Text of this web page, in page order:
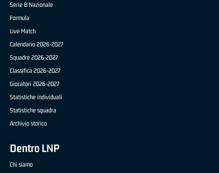
Serie B Nazionale
Formula
Live Match
Calendario 2026-2027
Squadre 2026-2027
Classifica 2026-2027
Giocatori 2026-2027
Statistiche individuali
Statistiche squadra
Archivio storico
Dentro LNP
Chi siamo